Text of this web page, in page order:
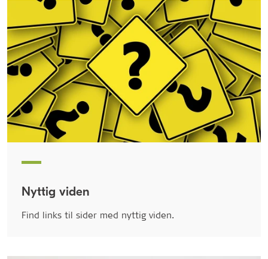
Nyttig viden
Find links til sider med nyttig viden.